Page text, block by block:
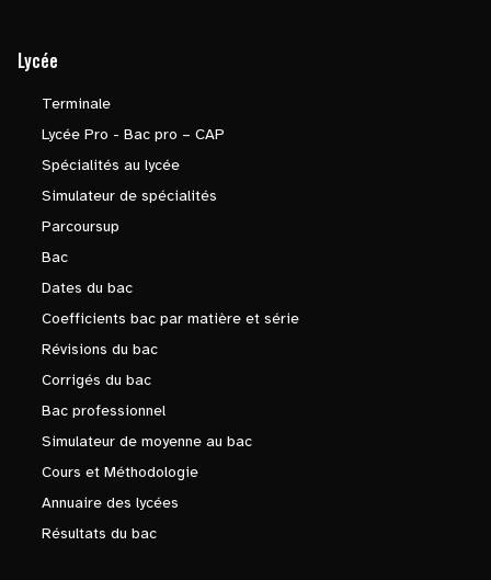
Lycée
Terminale
Lycée Pro - Bac pro – CAP
Spécialités au lycée
Simulateur de spécialités
Parcoursup
Bac
Dates du bac
Coefficients bac par matière et série
Révisions du bac
Corrigés du bac
Bac professionnel
Simulateur de moyenne au bac
Cours et Méthodologie
Annuaire des lycées
Résultats du bac